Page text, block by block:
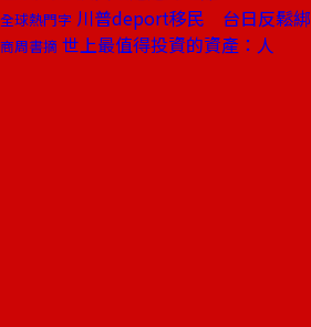
全球熱門字 川普deport移民 台日反鬆綁
商周書摘 世上最值得投資的資產：人